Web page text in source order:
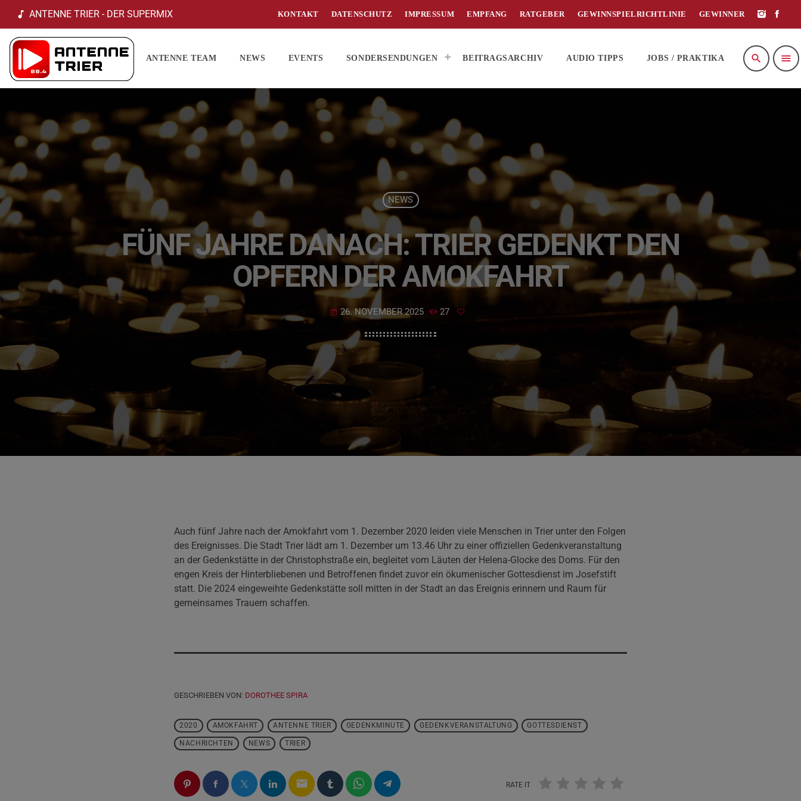
music_note ANTENNE TRIER - DER SUPERMIX KONTAKT DATENSCHUTZ IMPRESSUM EMPFANG RATGEBER GEWINNSPIELRICHTLINIE GEWINNER
ANTENNE TEAM NEWS EVENTS SONDERSENDUNGEN BEITRAGSARCHIV AUDIO TIPPS JOBS / PRAKTIKA search menu
NEWS
FÜNF JAHRE DANACH: TRIER GEDENKT DEN
OPFERN DER AMOKFAHRT
today 26. NOVEMBER 2025 27
Auch fünf Jahre nach der Amokfahrt vom 1. Dezember 2020 leiden viele Menschen in Trier unter den Folgen
des Ereignisses. Die Stadt Trier lädt am 1. Dezember um 13.46 Uhr zu einer offiziellen Gedenkveranstaltung
an der Gedenkstätte in der Christophstraße ein, begleitet vom Läuten der Helena-Glocke des Doms. Für den
engen Kreis der Hinterbliebenen und Betroffenen findet zuvor ein ökumenischer Gottesdienst im Josefstift
statt. Die 2024 eingeweihte Gedenkstätte soll mitten in der Stadt an das Ereignis erinnern und Raum für
gemeinsames Trauern schaffen.
GESCHRIEBEN VON: DOROTHEE SPIRA
2020 AMOKFAHRT ANTENNE TRIER GEDENKMINUTE GEDENKVERANSTALTUNG GOTTESDIENST
NACHRICHTEN NEWS TRIER
email RATE IT